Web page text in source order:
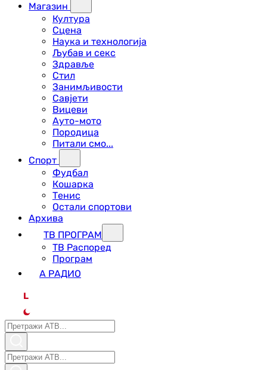
Магазин
Култура
Сцена
Наука и технологија
Љубав и секс
Здравље
Стил
Занимљивости
Савјети
Вицеви
Ауто-мото
Породица
Питали смо...
Спорт
Фудбал
Кошарка
Тенис
Остали спортови
Архива
ТВ ПРОГРАМ
ТВ Распоред
Програм
А РАДИО
L